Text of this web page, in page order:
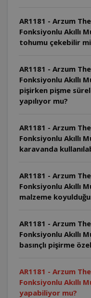
AR1181 - Arzum
Fonksiyonlu Akıllı
tohumu çekebilir
AR1181 - Arzum
Fonksiyonlu Akıllı
pişirken pişme
yapılıyor mu?
AR1181 - Arzum
Fonksiyonlu Akıllı
karavanda
AR1181 - Arzum
Fonksiyonlu Akıllı
malzeme
AR1181 - Arzum
Fonksiyonlu Akıllı
basınçlı pişirme
AR1181 - Arzum
Fonksiyonlu Akıllı
yapabiliyor mu?